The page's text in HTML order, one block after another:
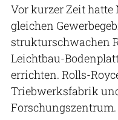
Vor kurzer Zeit
gleichen
strukturschwachen
Leichtbau-
errichten. Rolls-
Triebwerksfabrik
Forschungszentrum.